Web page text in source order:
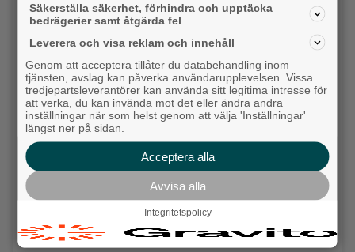
Vänsterpartiet
Sverigedemokraterna
Miljöpartiet
Kristdemokraterna
Vet ej
Säkerställa säkerhet, förhindra och upptäcka
bedrägerier samt åtgärda fel
Leverera och visa reklam och innehåll
Genom att acceptera tillåter du databehandling inom
tjänsten, avslag kan påverka användarupplevelsen. Vissa
tredjepartsleverantörer kan använda sitt legitima intresse för
att verka, du kan invända mot det eller ändra andra
inställningar när som helst genom att välja 'Inställningar'
längst ner på sidan.
Acceptera alla
Avvisa alla
Integritetspolicy